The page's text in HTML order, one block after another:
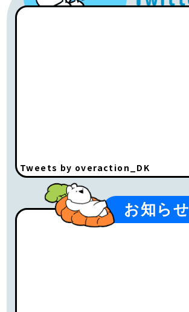
Tweets by overaction_DK
お知らせ